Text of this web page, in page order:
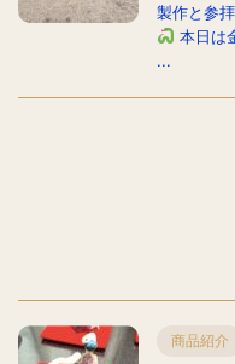
製作と参
本日は
...
商品紹介